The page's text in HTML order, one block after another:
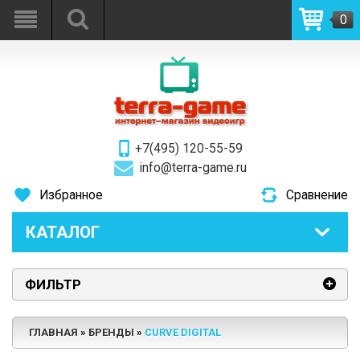
+7(495) 120-55-59
info@terra-game.ru
0
Избранное Сравнение
КАТАЛОГ
ФИЛЬТР
ГЛАВНАЯ БРЕНДЫ CURVE DIGITAL